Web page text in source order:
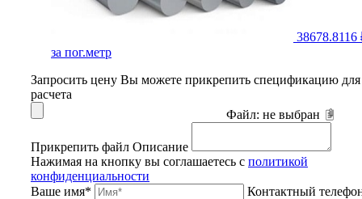
38678.8116
за пог.метр
Запросить цену Вы можете прикрепить спецификацию для
расчета
Файл: не выбран
Прикрепить файл Описание
Нажимая на кнопку вы соглашаетесь с политикой
конфиденциальности
Ваше имя*
Контактный